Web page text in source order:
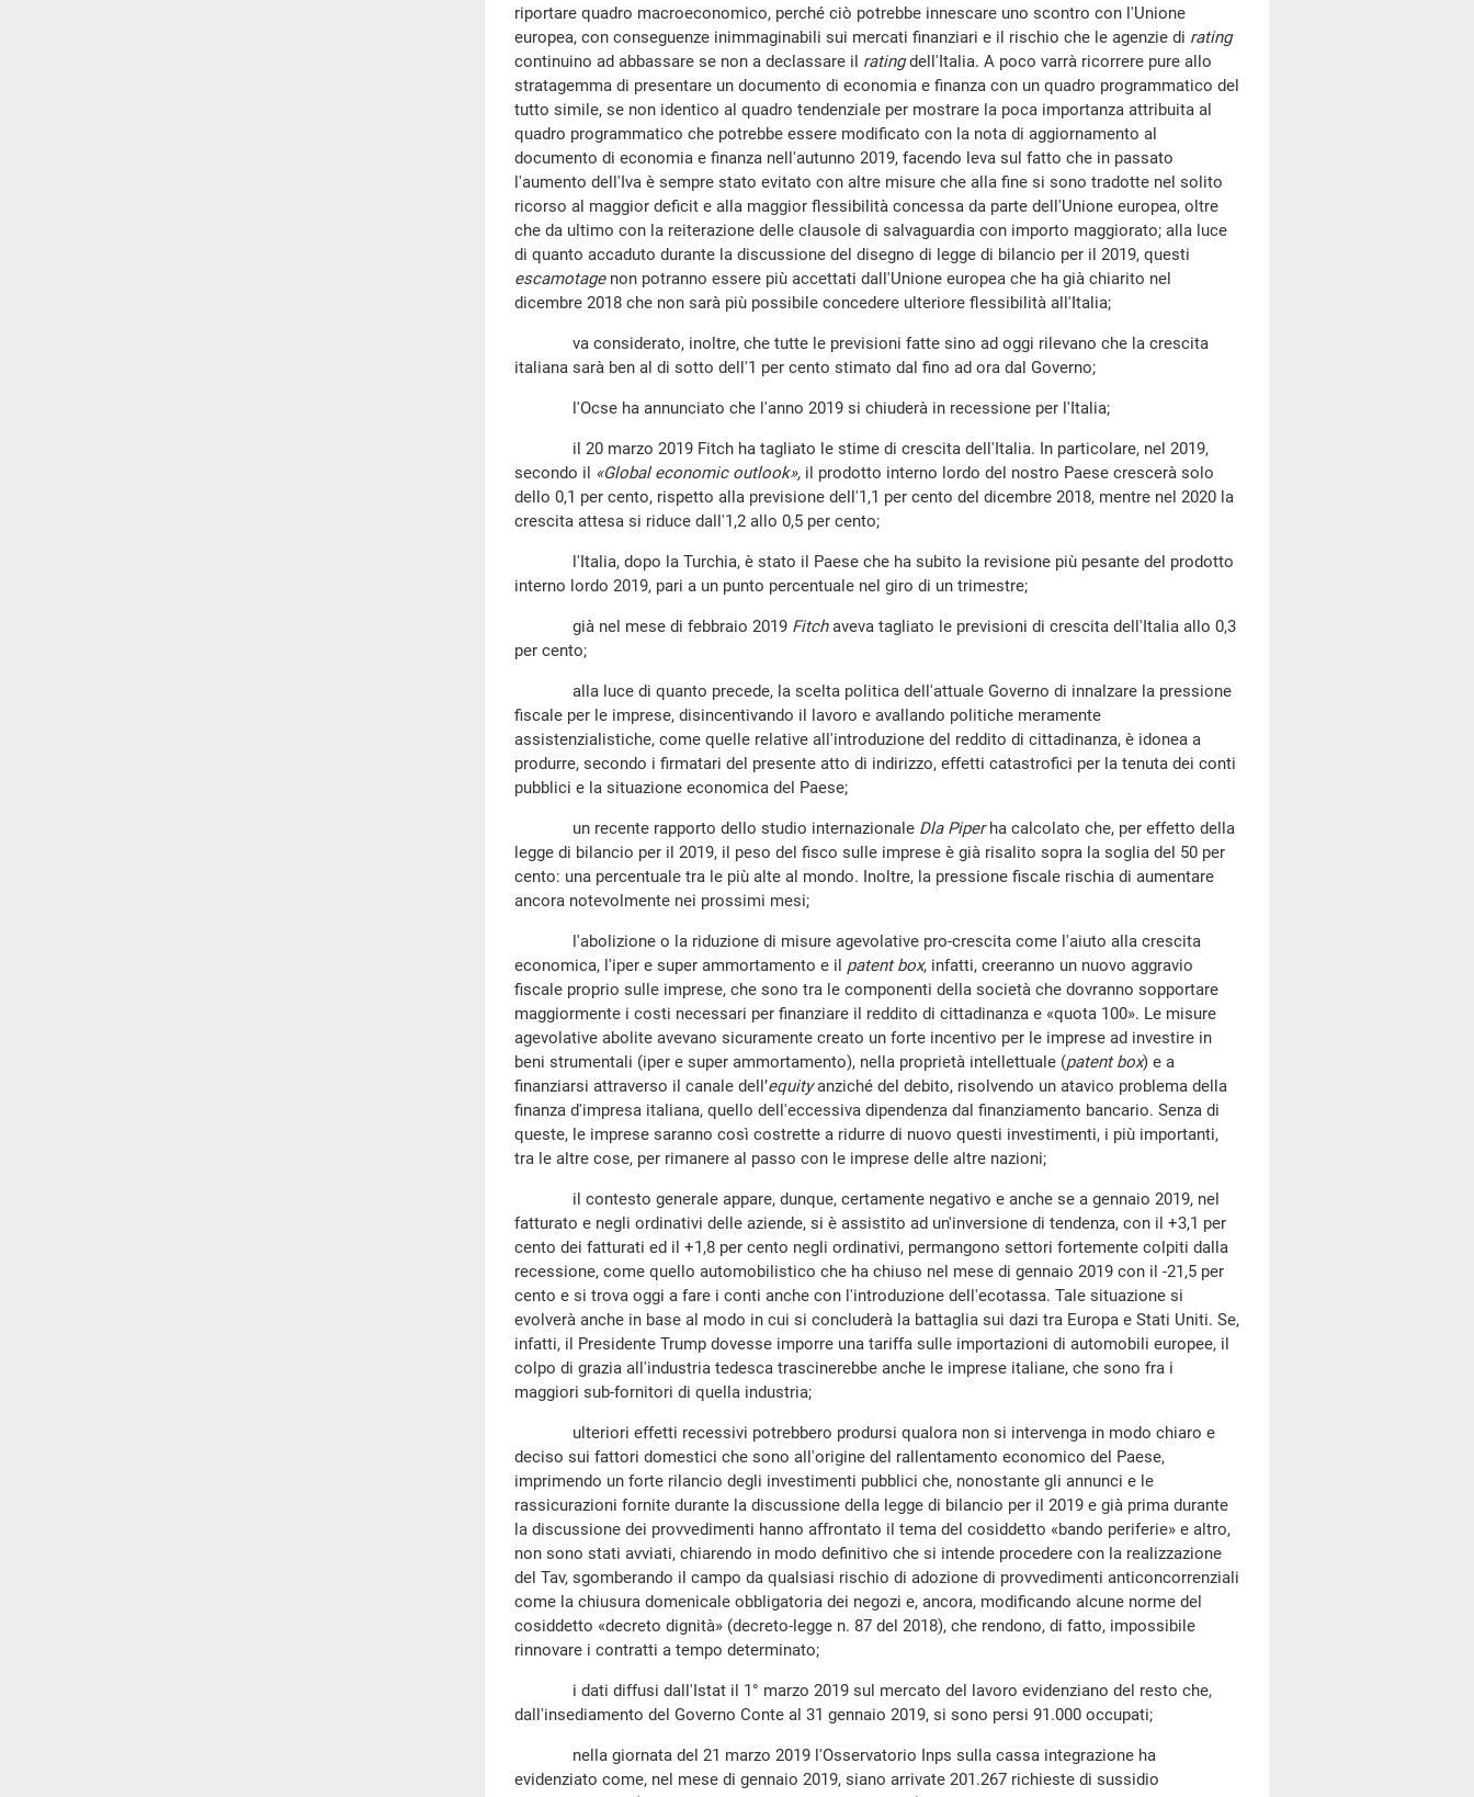
riportare quadro macroeconomico, perché ciò potrebbe innescare uno scontro con l'Unione
europea, con conseguenze inimmaginabili sui mercati finanziari e il rischio che le agenzie di rating
continuino ad abbassare se non a declassare il ratingdell'Italia. A poco varrà ricorrere pure allo
stratagemma di presentare un documento di economia e finanza con un quadro programmatico del
tutto simile, se non identico al quadro tendenziale per mostrare la poca importanza attribuita al
quadro programmatico che potrebbe essere modificato con la nota di aggiornamento al
documento di economia e finanza nell'autunno 2019, facendo leva sul fatto che in passato
l'aumento dell'Iva è sempre stato evitato con altre misure che alla fine si sono tradotte nel solito
ricorso al maggior deficit e alla maggior flessibilità concessa da parte dell'Unione europea, oltre
che da ultimo con la reiterazione delle clausole di salvaguardia con importo maggiorato; alla luce
di quanto accaduto durante la discussione del disegno di legge di bilancio per il 2019, questi
escamotagenon potranno essere più accettati dall'Unione europea che ha già chiarito nel
dicembre 2018 che non sarà più possibile concedere ulteriore flessibilità all'Italia;
va considerato, inoltre, che tutte le previsioni fatte sino ad oggi rilevano che la crescita
italiana sarà ben al di sotto dell'1 per cento stimato dal fino ad ora dal Governo;
l'Ocse ha annunciato che l'anno 2019 si chiuderà in recessione per l'Italia;
il 20 marzo 2019 Fitch ha tagliato le stime di crescita dell'Italia. In particolare, nel 2019,
secondo il «Global economic outlook», il prodotto interno lordo del nostro Paese crescerà solo
dello 0,1 per cento, rispetto alla previsione dell'1,1 per cento del dicembre 2018, mentre nel 2020 la
crescita attesa si riduce dall'1,2 allo 0,5 per cento;
l'Italia, dopo la Turchia, è stato il Paese che ha subito la revisione più pesante del prodotto
interno lordo 2019, pari a un punto percentuale nel giro di un trimestre;
già nel mese di febbraio 2019 Fitchaveva tagliato le previsioni di crescita dell'Italia allo 0,3
per cento;
alla luce di quanto precede, la scelta politica dell'attuale Governo di innalzare la pressione
fiscale per le imprese, disincentivando il lavoro e avallando politiche meramente
assistenzialistiche, come quelle relative all'introduzione del reddito di cittadinanza, è idonea a
produrre, secondo i firmatari del presente atto di indirizzo, effetti catastrofici per la tenuta dei conti
pubblici e la situazione economica del Paese;
un recente rapporto dello studio internazionale Dla Piperha calcolato che, per effetto della
legge di bilancio per il 2019, il peso del fisco sulle imprese è già risalito sopra la soglia del 50 per
cento: una percentuale tra le più alte al mondo. Inoltre, la pressione fiscale rischia di aumentare
ancora notevolmente nei prossimi mesi;
l'abolizione o la riduzione di misure agevolative pro-crescita come l'aiuto alla crescita
economica, l'iper e super ammortamento e il patent box, infatti, creeranno un nuovo aggravio
fiscale proprio sulle imprese, che sono tra le componenti della società che dovranno sopportare
maggiormente i costi necessari per finanziare il reddito di cittadinanza e «quota 100». Le misure
agevolative abolite avevano sicuramente creato un forte incentivo per le imprese ad investire in
beni strumentali (iper e super ammortamento), nella proprietà intellettuale (patent box) e a
finanziarsi attraverso il canale dell’equityanziché del debito, risolvendo un atavico problema della
finanza d'impresa italiana, quello dell'eccessiva dipendenza dal finanziamento bancario. Senza di
queste, le imprese saranno così costrette a ridurre di nuovo questi investimenti, i più importanti,
tra le altre cose, per rimanere al passo con le imprese delle altre nazioni;
il contesto generale appare, dunque, certamente negativo e anche se a gennaio 2019, nel
fatturato e negli ordinativi delle aziende, si è assistito ad un'inversione di tendenza, con il +3,1 per
cento dei fatturati ed il +1,8 per cento negli ordinativi, permangono settori fortemente colpiti dalla
recessione, come quello automobilistico che ha chiuso nel mese di gennaio 2019 con il -21,5 per
cento e si trova oggi a fare i conti anche con l'introduzione dell'ecotassa. Tale situazione si
evolverà anche in base al modo in cui si concluderà la battaglia sui dazi tra Europa e Stati Uniti. Se,
infatti, il Presidente Trump dovesse imporre una tariffa sulle importazioni di automobili europee, il
colpo di grazia all'industria tedesca trascinerebbe anche le imprese italiane, che sono fra i
maggiori sub-fornitori di quella industria;
ulteriori effetti recessivi potrebbero prodursi qualora non si intervenga in modo chiaro e
deciso sui fattori domestici che sono all'origine del rallentamento economico del Paese,
imprimendo un forte rilancio degli investimenti pubblici che, nonostante gli annunci e le
rassicurazioni fornite durante la discussione della legge di bilancio per il 2019 e già prima durante
la discussione dei provvedimenti hanno affrontato il tema del cosiddetto «bando periferie» e altro,
non sono stati avviati, chiarendo in modo definitivo che si intende procedere con la realizzazione
del Tav, sgomberando il campo da qualsiasi rischio di adozione di provvedimenti anticoncorrenziali
come la chiusura domenicale obbligatoria dei negozi e, ancora, modificando alcune norme del
cosiddetto «decreto dignità» (decreto-legge n. 87 del 2018), che rendono, di fatto, impossibile
rinnovare i contratti a tempo determinato;
i dati diffusi dall'Istat il 1° marzo 2019 sul mercato del lavoro evidenziano del resto che,
dall'insediamento del Governo Conte al 31 gennaio 2019, si sono persi 91.000 occupati;
nella giornata del 21 marzo 2019 l'Osservatorio Inps sulla cassa integrazione ha
evidenziato come, nel mese di gennaio 2019, siano arrivate 201.267 richieste di sussidio